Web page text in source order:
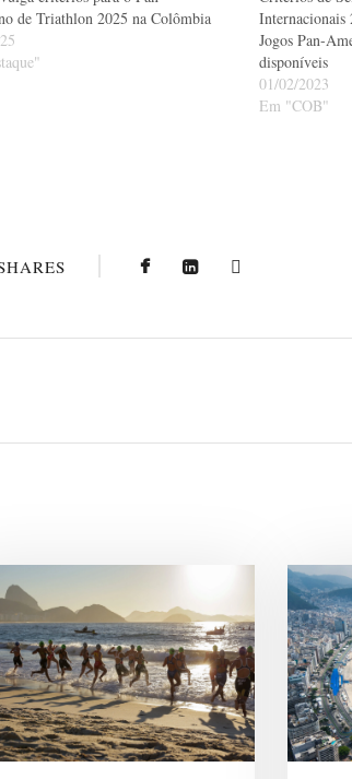
de Triathlon 2025 na Colômbia
Internacionais
Jogos Pan-
disponíveis
01/02/2023
Em "COB"